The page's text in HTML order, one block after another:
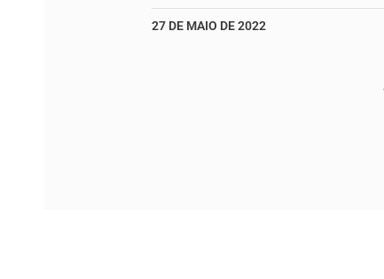
27 DE MAIO DE 2022